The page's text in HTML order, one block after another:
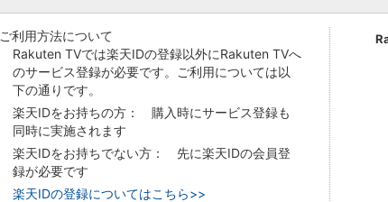
ご利用方法について
Rakuten TVでは楽天IDの登録以外にRakuten TVへ
のサービス登録が必要です。ご利用については以
下の通りです。
楽天IDをお持ちの方： 購入時にサービス登録も
同時に実施されます
楽天IDをお持ちでない方： 先に楽天IDの会員登
録が必要です
楽天IDの登録についてはこちら>>